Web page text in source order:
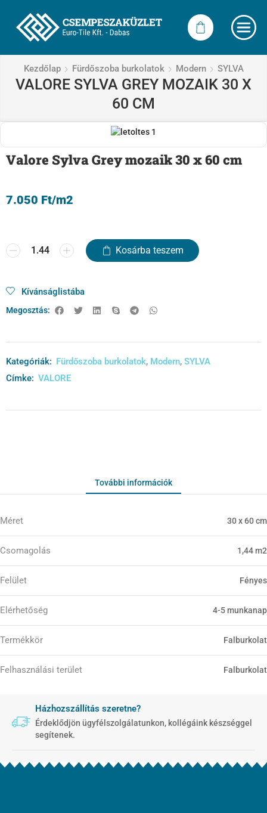
Kezdőlap Fürdőszoba burkolatok Modern SYLVA
VALORE SYLVA GREY MOZAIK 30 X
60 CM
Valore Sylva Grey mozaik 30 x 60 cm
7.050 Ft/m2
Kosárba teszem
Kívánságlistába
Megosztás:
Kategóriák: Fürdőszoba burkolatok, Modern, SYLVA
Címke: VALORE
További információk
Méret 30 x 60 cm
Csomagolás 1,44 m2
Felület Fényes
Elérhetőség 4-5 munkanap
Termékkör Falburkolat
Felhasználási terület Falburkolat
Házhozszállítás szeretne?
Érdeklődjön ügyfélszolgálatunkon, kollégáink készséggel
segítenek.